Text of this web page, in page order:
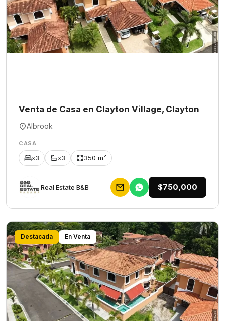
Venta de Casa en Clayton Village, Clayton
Albrook
CASA
x3 x3 350 m²
Rеаl Еstаtе В&В $750,000
Destacada En Venta